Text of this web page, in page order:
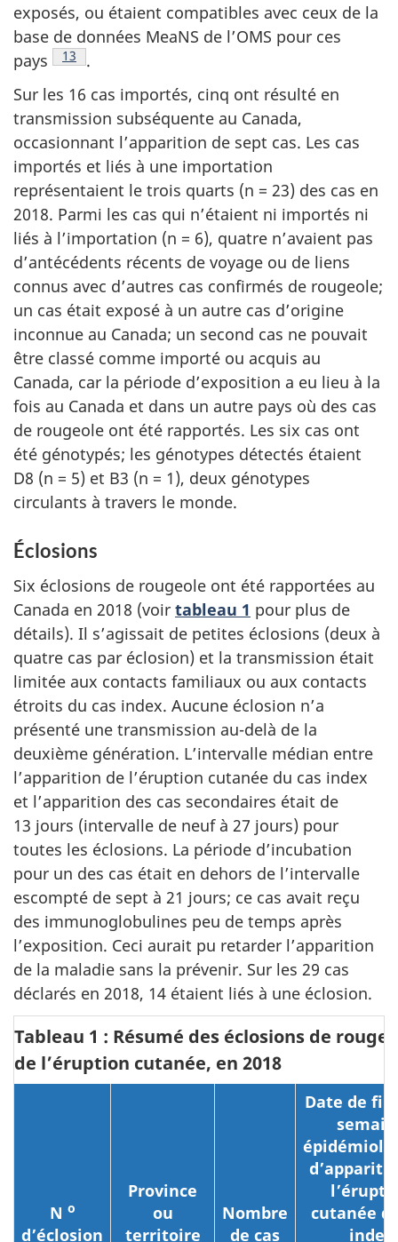
exposés, ou étaient compatibles avec ceux de la
base de données MeaNS de l’OMS pour ces
pays
Note de bas de page
13
.
Sur les 16 cas importés, cinq ont résulté en
transmission subséquente au Canada,
occasionnant l’apparition de sept cas. Les cas
importés et liés à une importation
représentaient le trois quarts (n = 23) des cas en
2018. Parmi les cas qui n’étaient ni importés ni
liés à l’importation (n = 6), quatre n’avaient pas
d’antécédents récents de voyage ou de liens
connus avec d’autres cas confirmés de rougeole;
un cas était exposé à un autre cas d’origine
inconnue au Canada; un second cas ne pouvait
être classé comme importé ou acquis au
Canada, car la période d’exposition a eu lieu à la
fois au Canada et dans un autre pays où des cas
de rougeole ont été rapportés. Les six cas ont
été génotypés; les génotypes détectés étaient
D8 (n = 5) et B3 (n = 1), deux génotypes
circulants à travers le monde.
Éclosions
Six éclosions de rougeole ont été rapportées au
Canada en 2018 (voir tableau 1 pour plus de
détails). Il s’agissait de petites éclosions (deux à
quatre cas par éclosion) et la transmission était
limitée aux contacts familiaux ou aux contacts
étroits du cas index. Aucune éclosion n’a
présenté une transmission au-delà de la
deuxième génération. L’intervalle médian entre
l’apparition de l’éruption cutanée du cas index
et l’apparition des cas secondaires était de
13 jours (intervalle de neuf à 27 jours) pour
toutes les éclosions. La période d’incubation
pour un des cas était en dehors de l’intervalle
escompté de sept à 21 jours; ce cas avait reçu
des immunoglobulines peu de temps après
l’exposition. Ceci aurait pu retarder l’apparition
de la maladie sans la prévenir. Sur les 29 cas
déclarés en 2018, 14 étaient liés à une éclosion.
Tableau 1 : Résumé des éclosions de
de l’éruption cutanée, en 2018
N o
d’éclosion
Province
ou
territoire
Nombre
de cas
Date de fin
cutanée
index